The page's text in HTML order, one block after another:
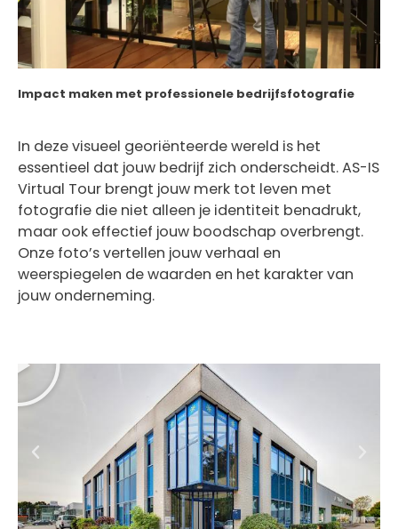
Impact maken met professionele bedrijfsfotografie
In deze visueel georiënteerde wereld is het
essentieel dat jouw bedrijf zich onderscheidt. AS-IS
Virtual Tour brengt jouw merk tot leven met
fotografie die niet alleen je identiteit benadrukt,
maar ook effectief jouw boodschap overbrengt.
Onze foto’s vertellen jouw verhaal en
weerspiegelen de waarden en het karakter van
jouw onderneming.